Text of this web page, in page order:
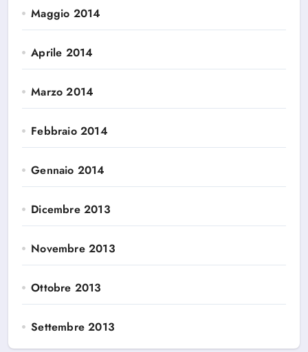
Maggio 2014
Aprile 2014
Marzo 2014
Febbraio 2014
Gennaio 2014
Dicembre 2013
Novembre 2013
Ottobre 2013
Settembre 2013